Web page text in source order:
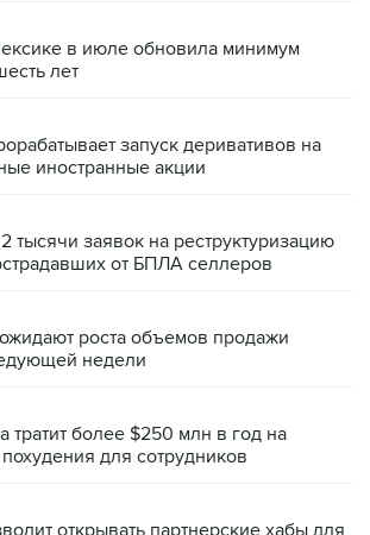
в июле обновила минимум
лет
запуск деривативов на
иностранные акции
тысячи заявок на реструктуризацию
от БПЛА селлеров
роста объемов продажи
недели
тратит более $250 млн в год на
для сотрудников